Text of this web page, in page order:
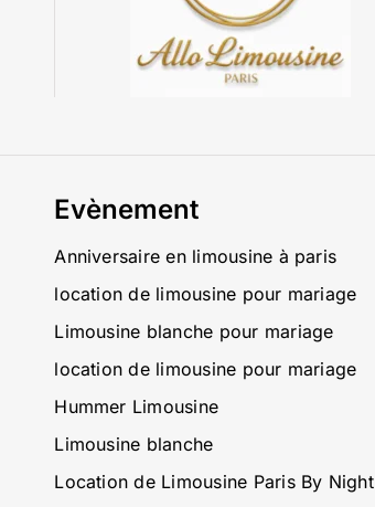
Evènement
Anniversaire en limousine à paris
location de limousine pour mariage
Limousine blanche pour mariage
location de limousine pour mariage
Hummer Limousine
Limousine blanche
Location de Limousine Paris By Night